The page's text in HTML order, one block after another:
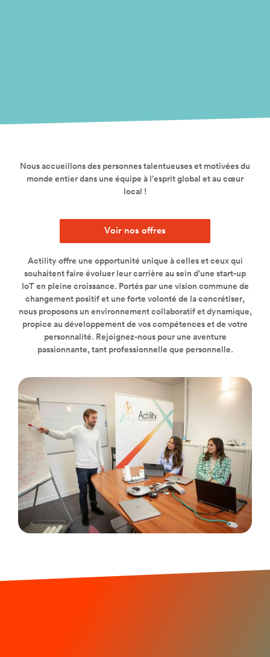
Nous accueillons des personnes talentueuses et motivées du
monde entier dans une équipe à l’esprit global et au cœur
local !
Voir nos offres
Actility offre une opportunité unique à celles et ceux qui
souhaitent faire évoluer leur carrière au sein d’une start-up
IoT en pleine croissance. Portés par une vision commune de
changement positif et une forte volonté de la concrétiser,
nous proposons un environnement collaboratif et dynamique,
propice au développement de vos compétences et de votre
personnalité. Rejoignez-nous pour une aventure
passionnante, tant professionnelle que personnelle.